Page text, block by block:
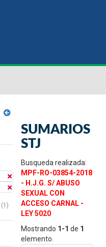
(1)
SUMARIOS
STJ
Busqueda realizada:
MPF-RO-03854-2018
- H.J.G. S/ ABUSO
SEXUAL CON
ACCESO CARNAL -
LEY 5020
Mostrando 1-1 de 1
elemento.